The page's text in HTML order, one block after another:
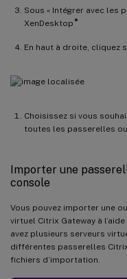
Sous « Intégrer avec les
XenDesktop ®
En haut à droite, cliquez
Choisissez si vous
toutes les passerelles
Importer une
console
Vous pouvez importer une
virtuel Citrix Gateway à
avez plusieurs serveurs
différentes passerelles
fichiers d’importation.